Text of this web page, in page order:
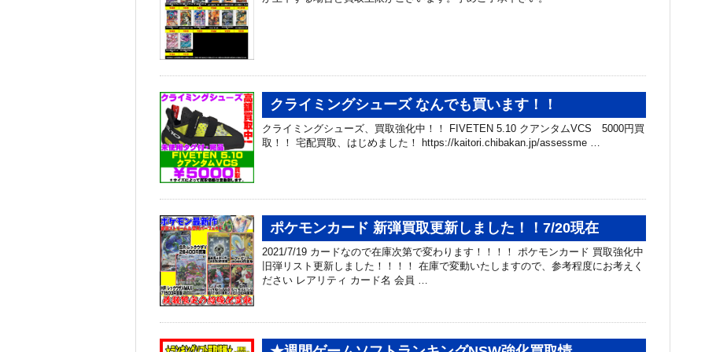
クライミングシューズ なんでも買います！！
クライミングシューズ、買取強化中！！ FIVETEN 5.10 クアンタムVCS 5000円買
取！！ 宅配買取、はじめました！ https://kaitori.chibakan.jp/assessme …
ポケモンカード 新弾買取更新しました！！7/20現在
2021/7/19 カードなので在庫次第で変わります！！！！ ポケモンカード 買取強化中
旧弾リスト更新しました！！！！ 在庫で変動いたしますので、参考程度にお考えく
ださい レアリティ カード名 会員 …